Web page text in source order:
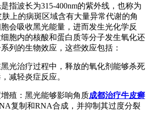
指波长为315-400nm的紫外线，也称为
上的病斑区域含有大量异常代谢的角
会吸收黑光能量，进而发生光化学反
胞内的核酸和蛋白质等分子发生氧化还
列的生物效应，这些效应包括：
光治疗过程中，释放的氧化剂能够杀死
减轻炎症反应。
殖：黑光能够影响角质成都治疗牛皮癣
复制和RNA合成，并抑制其过度分裂